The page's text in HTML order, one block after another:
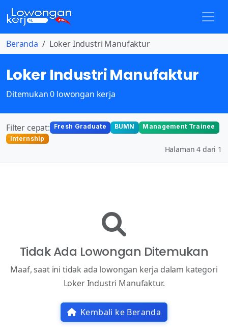
Beranda Loker Industri Manufaktur
Loker Industri Manufaktur
Ditemukan 0 lowongan kerja
Filter cepat: Fresh Graduate BUMN
Management Trainee
Internship
Halaman 4 dari 1
Tidak Ada Lowongan Ditemukan
Maaf, saat ini tidak ada lowongan kerja dalam kategori
Loker Industri Manufaktur.
Kembali ke Beranda